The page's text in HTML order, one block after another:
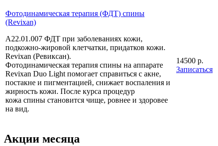
Фотодинамическая терапия (ФДТ) спины
(Revixan)
А22.01.007 ФДТ при заболеваниях кожи,
подкожно-жировой клетчатки, придатков кожи.
Revixan (Ревиксан).
Фотодинамическая терапия спины на аппарате
Revixan Duo Light помогает справиться с акне,
постакне и пигментацией, снижает воспаления и
жирность кожи. После курса процедур
кожа спины становится чище, ровнее и здоровее
на вид.
14500 р.
Записаться
Акции месяца